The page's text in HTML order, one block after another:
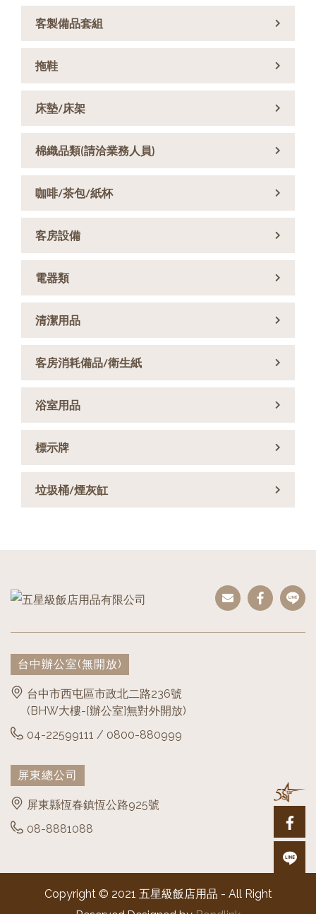
客製備品套組
拖鞋
床墊/床架
棉織品類(請洽業務人員)
咖啡/茶包/紙杯
客房設備
電器類
清潔用品
客房消耗備品/衛生紙
浴室用品
標示牌
垃圾桶/煙灰缸
台中辦公室(無開放)
台中市西屯區市政北二路236號
(BHW大樓-[辦公室]無對外開放)
04-22599111 / 0800-880999
屏東總公司
屏東縣恆春鎮恆公路925號
08-8881088
Copyright © 2021 五星級飯店用品 - All Right